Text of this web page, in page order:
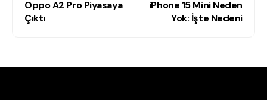
Oppo A2 Pro Piyasaya
Çıktı
iPhone 15 Mini Neden
Yok: İşte Nedeni